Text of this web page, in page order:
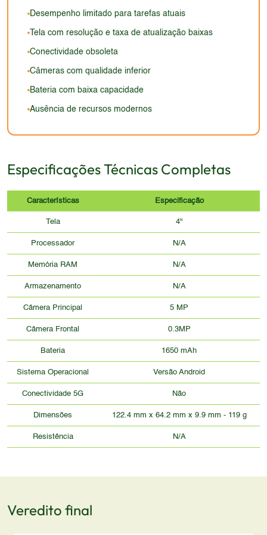
Desempenho limitado para tarefas atuais
Tela com resolução e taxa de atualização baixas
Conectividade obsoleta
Câmeras com qualidade inferior
Bateria com baixa capacidade
Ausência de recursos modernos
Especificações Técnicas Completas
Características Especificação
Tela 4"
Processador N/A
Memória RAM N/A
Armazenamento N/A
Câmera Principal 5 MP
Câmera Frontal 0.3MP
Bateria 1650 mAh
Sistema Operacional Versão Android
Conectividade 5G Não
Dimensões 122.4 mm x 64.2 mm x 9.9 mm - 119 g
Resistência N/A
Veredito final